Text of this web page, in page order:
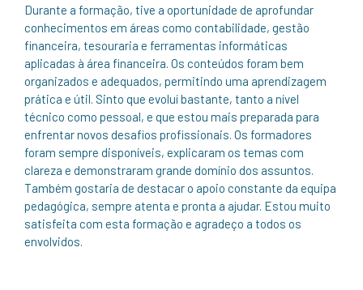
Durante a formação, tive a oportunidade de aprofundar
conhecimentos em áreas como contabilidade, gestão
financeira, tesouraria e ferramentas informáticas
aplicadas à área financeira. Os conteúdos foram bem
organizados e adequados, permitindo uma aprendizagem
prática e útil. Sinto que evoluí bastante, tanto a nível
técnico como pessoal, e que estou mais preparada para
enfrentar novos desafios profissionais. Os formadores
foram sempre disponíveis, explicaram os temas com
clareza e demonstraram grande domínio dos assuntos.
Também gostaria de destacar o apoio constante da equipa
pedagógica, sempre atenta e pronta a ajudar. Estou muito
satisfeita com esta formação e agradeço a todos os
envolvidos.